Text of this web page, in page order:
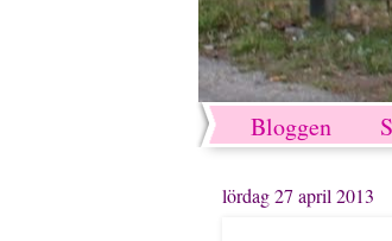
Bloggen
lördag 27 april 2013